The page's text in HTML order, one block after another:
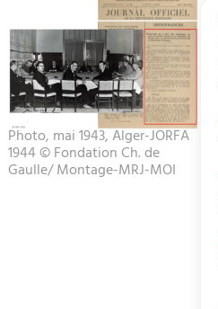
Photo, mai 1943, Alger-JORFA
1944 © Fondation Ch. de
Gaulle/ Montage-MRJ-MOI